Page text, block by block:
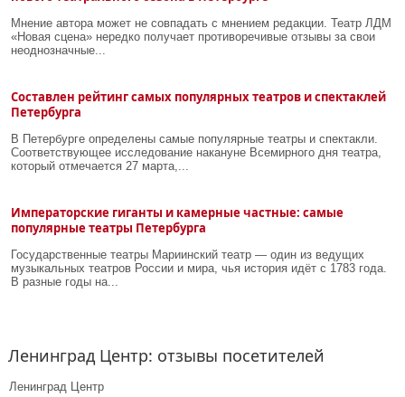
Мнение автора может не совпадать с мнением редакции. Театр ЛДМ
«Новая сцена» нередко получает противоречивые отзывы за свои
неоднозначные...
Составлен рейтинг самых популярных театров и спектаклей
Петербурга
В Петербурге определены самые популярные театры и спектакли.
Соответствующее исследование накануне Всемирного дня театра,
который отмечается 27 марта,...
Императорские гиганты и камерные частные: самые
популярные театры Петербурга
Государственные театры Мариинский театр — один из ведущих
музыкальных театров России и мира, чья история идёт с 1783 года.
В разные годы на...
Ленинград Центр: отзывы посетителей
Ленинград Центр